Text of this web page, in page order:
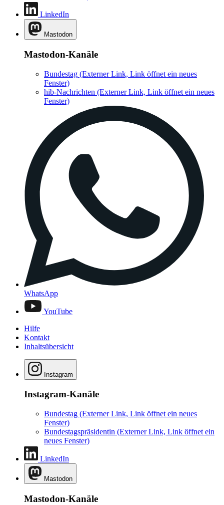
LinkedIn
Mastodon
Mastodon-Kanäle
Bundestag (Externer Link, Link öffnet ein neues
Fenster)
hib-Nachrichten (Externer Link, Link öffnet ein neues
Fenster)
WhatsApp
YouTube
Hilfe
Kontakt
Inhaltsübersicht
Instagram
Instagram-Kanäle
Bundestag (Externer Link, Link öffnet ein neues
Fenster)
Bundestagspräsidentin (Externer Link, Link öffnet ein
neues Fenster)
LinkedIn
Mastodon
Mastodon-Kanäle